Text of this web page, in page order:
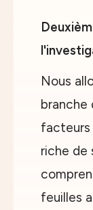
Nous
branche
facteurs
riche de
feuilles